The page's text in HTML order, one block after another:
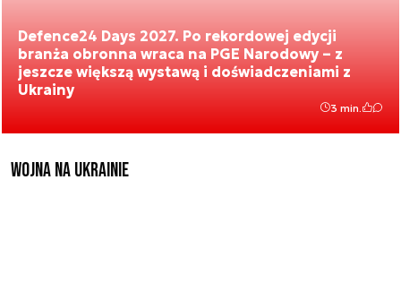
Defence24 Days 2027. Po rekordowej edycji
branża obronna wraca na PGE Narodowy – z
jeszcze większą wystawą i doświadczeniami z
Ukrainy
3 min.
Wojna na Ukrainie